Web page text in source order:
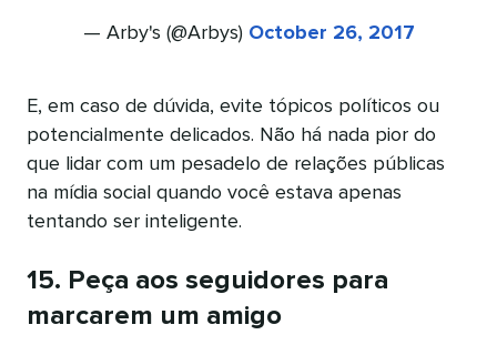
— Arby's (@Arbys) October 26, 2017
E, em caso de dúvida, evite tópicos políticos ou
potencialmente delicados. Não há nada pior do
que lidar com um pesadelo de relações públicas
na mídia social quando você estava apenas
tentando ser inteligente.
15. Peça aos seguidores para
marcarem um amigo